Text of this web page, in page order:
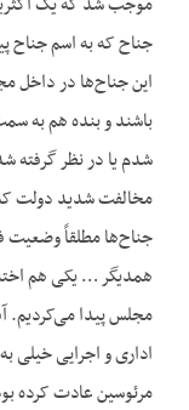
جناح که به اسم جناح
این جناح‌‌ها در داخل
باشند و بنده هم به
شدم یا در نظر گرفته
مخالفت شدید دولت
جناح‌‌ها مطلقاً وضعیت
همدیگر … یکی هم
مجلس پیدا می‌کردیم.
اداری و اجرایی خیلی
مرئوسین عادت کرده